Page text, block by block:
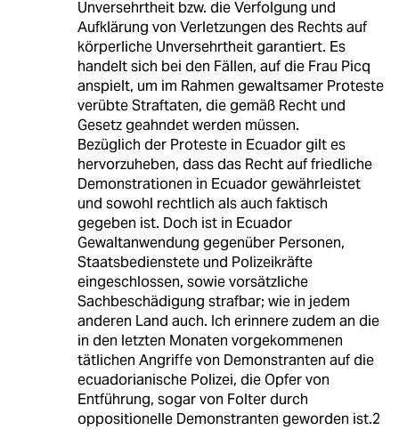
Unversehrtheit bzw. die Verfolgung und
Aufklärung von Verletzungen des Rechts auf
körperliche Unversehrtheit garantiert. Es
handelt sich bei den Fällen, auf die Frau Picq
anspielt, um im Rahmen gewaltsamer Proteste
verübte Straftaten, die gemäß Recht und
Gesetz geahndet werden müssen.
Bezüglich der Proteste in Ecuador gilt es
hervorzuheben, dass das Recht auf friedliche
Demonstrationen in Ecuador gewährleistet
und sowohl rechtlich als auch faktisch
gegeben ist. Doch ist in Ecuador
Gewaltanwendung gegenüber Personen,
Staatsbedienstete und Polizeikräfte
eingeschlossen, sowie vorsätzliche
Sachbeschädigung strafbar; wie in jedem
anderen Land auch. Ich erinnere zudem an die
in den letzten Monaten vorgekommenen
tätlichen Angriffe von Demonstranten auf die
ecuadorianische Polizei, die Opfer von
Entführung, sogar von Folter durch
oppositionelle Demonstranten geworden ist.2